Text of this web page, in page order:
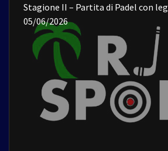
Stagione II – Partita di Padel con
05/06/2026